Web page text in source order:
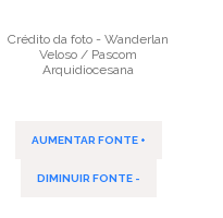
Crédito da foto - Wanderlan
Veloso / Pascom
Arquidiocesana
AUMENTAR FONTE +
DIMINUIR FONTE -